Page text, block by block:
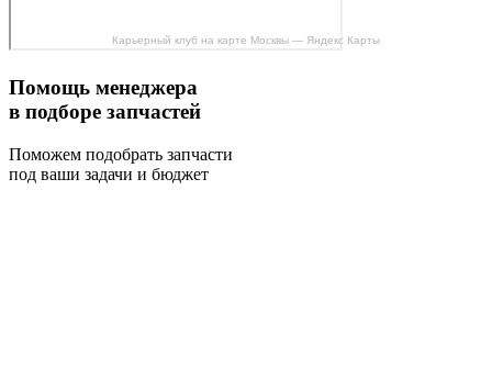
Карьерный клуб на карте Москвы — Яндекс Карты
Помощь менеджера
в подборе запчастей
Поможем подобрать запчасти
под ваши задачи и бюджет